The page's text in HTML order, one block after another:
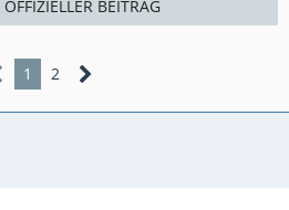
OFFIZIELLER BEITRAG
1 2